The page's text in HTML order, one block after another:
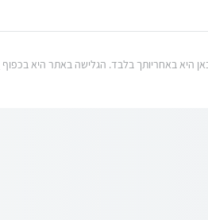
היא באחריותך בלבד. הגלישה באתר היא בכפוף